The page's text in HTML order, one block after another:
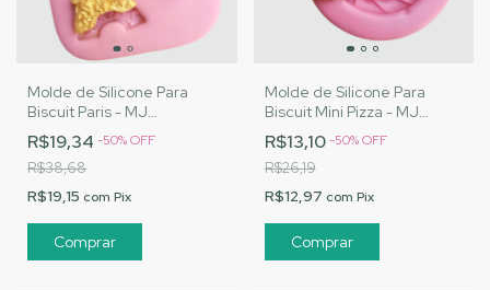
Molde de Silicone Para
Biscuit Paris - MJ
Artesanatos |Cód. 1526
R$19,34 -50%OFF
R$38,68
R$19,15 com Pix
Molde de Silicone Para
Biscuit Mini Pizza - MJ
Artesanatos |Cód. 1525
R$13,10-50%OFF
R$26,19
R$12,97 com Pix